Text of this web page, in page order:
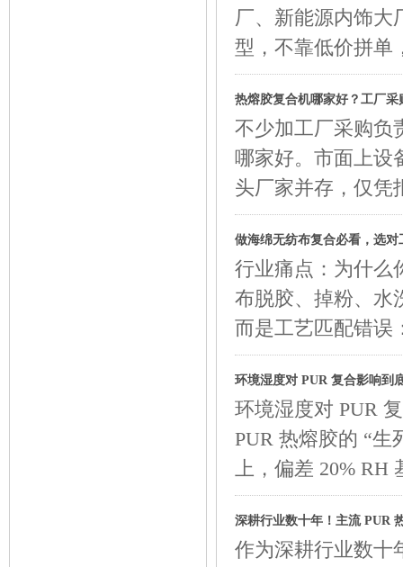
厂、新能源内饰大
型，不靠低价拼单
热熔胶复合机哪家好？工厂
不少加工厂采购负
哪家好。市面上设
头厂家并存，仅凭
做海绵无纺布复合必看，选对
行业痛点：为什么
布脱胶、掉粉、水
而是工艺匹配错误
环境湿度对 PUR 复合影响到
环境湿度对 PUR
PUR 热熔胶的 “生
上，偏差 20%
深耕行业数十年！主流 PUR
作为深耕行业数十